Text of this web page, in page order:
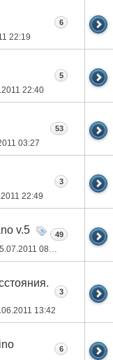
22:19
6
22:40
5
03:27
53
22:49
3
v.5
08:21
49
13:42
3
6